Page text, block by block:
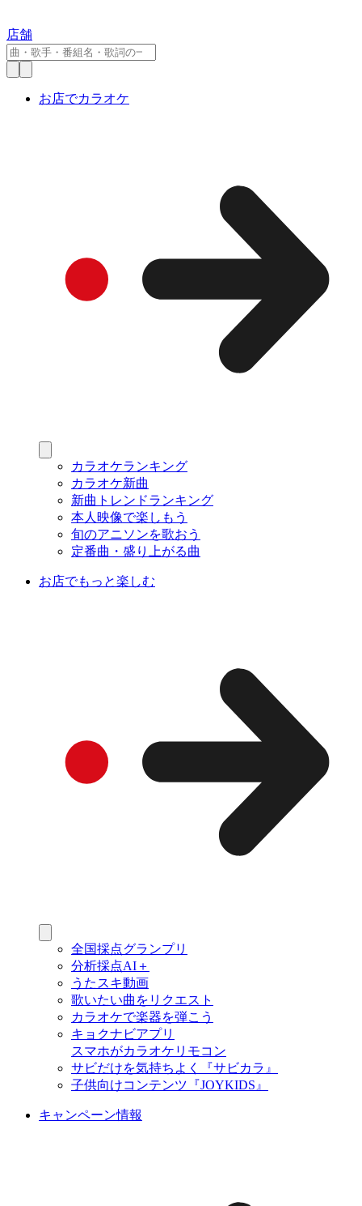
店舗
お店でカラオケ
カラオケランキング
カラオケ新曲
新曲トレンドランキング
本人映像で楽しもう
旬のアニソンを歌おう
定番曲・盛り上がる曲
お店でもっと楽しむ
全国採点グランプリ
分析採点AI＋
うたスキ動画
歌いたい曲をリクエスト
カラオケで楽器を弾こう
キョクナビアプリ
スマホがカラオケリモコン
サビだけを気持ちよく『サビカラ』
子供向けコンテンツ『JOYKIDS』
キャンペーン情報